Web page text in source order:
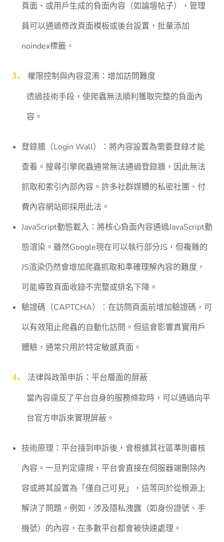
頁面、或用戶生成的負面內容（如論壇帖子），管理
員可以通過修改頁面模板或後台設置，批量添加
noindex標籤。
權限控制與內容混淆：增加訪問難度
透過技術手段，使爬蟲無法順利獲取完整的負面內
容。
⁠登錄牆（Login Wall）：將內容設置為需要登錄才能
查看。搜尋引擎爬蟲通常無法通過登錄牆，因此無法
抓取和索引內部內容。許多社群媒體的私密社團、付
費內容網站即採用此法。
⁠JavaScript動態載入：將核心負面內容通過JavaScript動
態渲染。雖然Google現在可以執行部分JS，但複雜的
JS渲染仍然會增加爬蟲抓取和準確理解內容的難度，
可能導致頁面收錄不完整或排名下降。
⁠驗證碼（CAPTCHA）：在訪問頁面前增加驗證碼，可
以有效阻止爬蟲的自動化訪問。但這會影響真實用戶
體驗，通常只用於特定敏感頁面。
法律與政策申訴：平台層面的屏蔽
當內容違反了平台自身的服務條款時，可以通過向平
台官方申訴來實現屏蔽。
技術原理：平台接到申訴後，會根據其社區準則審核
內容。一旦判定違規，平台會直接在伺服器端刪除內
容或將其設置為「僅自己可見」，這等同於從根源上
解決了問題。例如，涉及隱私洩露（如身份證號、手
機號）的內容，在多數平台都會被快速處理。